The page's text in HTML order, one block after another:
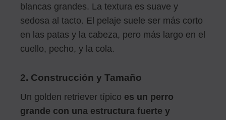
blancas grandes. La textura es suave y
sedosa al tacto. El pelaje suele ser más corto
en las patas y la cabeza, pero más largo en el
cuello, pecho, y la cola.
2. Construcción y Tamaño
Un golden retriever típico es un perro
grande con una estructura fuerte y